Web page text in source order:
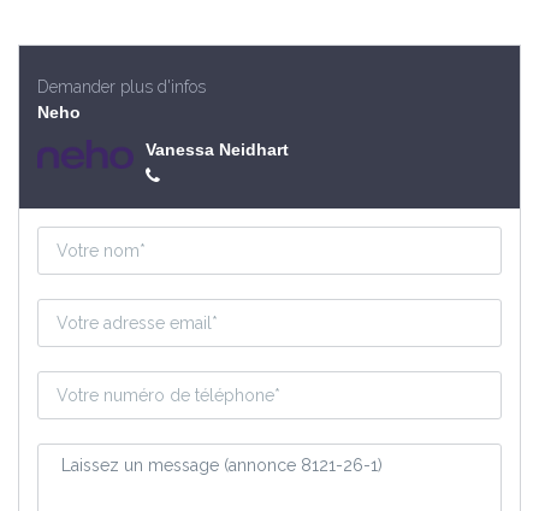
Demander plus d'infos
Neho
Vanessa Neidhart